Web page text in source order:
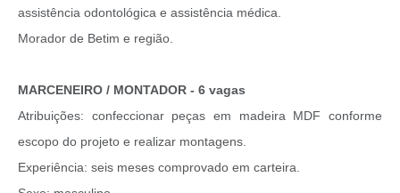
assistência odontológica e assistência médica.
Morador de Betim e região.
MARCENEIRO / MONTADOR - 6 vagas
Atribuições: confeccionar peças em madeira MDF conforme
escopo do projeto e realizar montagens.
Experiência: seis meses comprovado em carteira.